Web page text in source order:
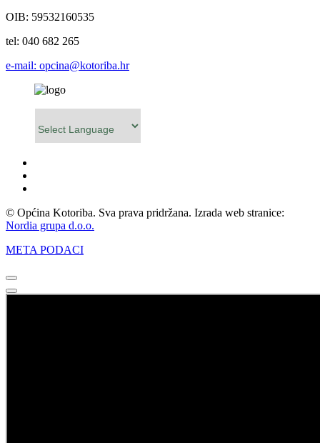
OIB: 59532160535
tel: 040 682 265
e-mail: opcina@kotoriba.hr
© Općina Kotoriba. Sva prava pridržana. Izrada web stranice:
Nordia grupa d.o.o.
META PODACI